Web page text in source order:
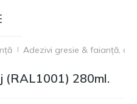
Adezivi gresie & faianță,
(RAL1001) 280ml.